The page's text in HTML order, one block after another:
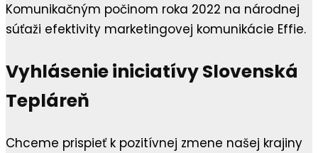
Komunikačným počinom roka 2022 na národnej
súťaži efektivity marketingovej komunikácie Effie.
Vyhlásenie iniciatívy Slovenská
Tepláreň
Chceme prispieť k pozitívnej zmene našej krajiny